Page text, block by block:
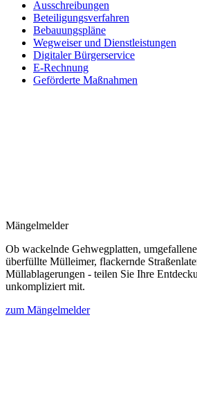
Ausschreibungen
Beteiligungsverfahren
Bebauungspläne
Wegweiser und Dienstleistungen
Digitaler Bürgerservice
E-Rechnung
Geförderte Maßnahmen
Mängelmelder
Ob wackelnde Gehwegplatten,
überfüllte Mülleimer, flackernde
Müllablagerungen - teilen Sie Ihre
unkompliziert mit.
zum Mängelmelder